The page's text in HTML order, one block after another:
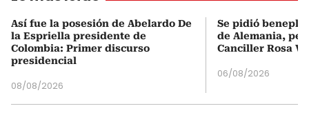
Así fue la posesión de Abelardo De
la Espriella presidente de
Colombia: Primer discurso
presidencial
08/08/2026
Se pidió
de Alemania,
Canciller Rosa
06/08/2026